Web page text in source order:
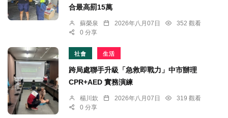
合最高罰15萬
蘇榮泉 2026年八月07日
352 觀看
0 分享
社會 生活
跨局處聯手升級「急救即戰力」中市辦理
CPR+AED 實務演練
楊川欽 2026年八月07日
319 觀看
0 分享